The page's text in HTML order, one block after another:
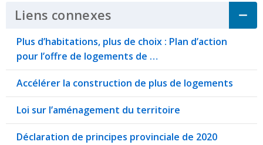
Liens connexes Click to Expand
Plus d’habitations, plus de choix : Plan d’action
pour l’offre de logements de …
Accélérer la construction de plus de logements
Loi sur l’aménagement du territoire
Déclaration de principes provinciale de 2020